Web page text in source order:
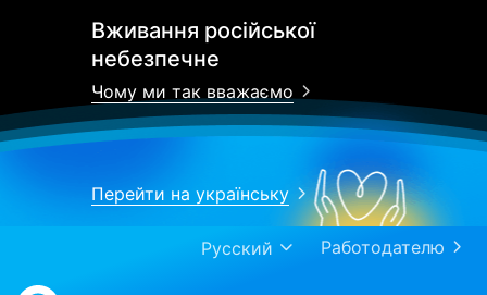
Вживання російської
небезпечне
Чому ми так вважаємо
Перейти на українську
Работодателю
Русский
Work.ua